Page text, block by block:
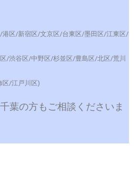
港区/新宿区/文京区/台東区/墨田区/江東区/
/渋谷区/中野区/杉並区/豊島区/北区/荒川
区/江戸川区)
葉の方もご相談くださいま